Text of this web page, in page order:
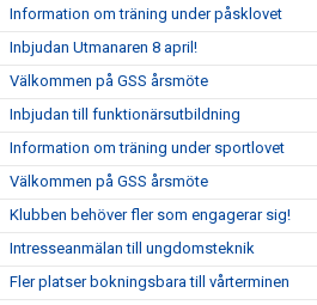
Information om träning under påsklovet
Inbjudan Utmanaren 8 april!
Välkommen på GSS årsmöte
Inbjudan till funktionärsutbildning
Information om träning under sportlovet
Välkommen på GSS årsmöte
Klubben behöver fler som engagerar sig!
Intresseanmälan till ungdomsteknik
Fler platser bokningsbara till vårterminen